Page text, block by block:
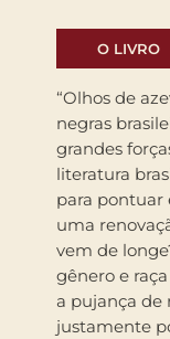
O LIVRO
“Olhos de
negras
grandes
literatura
para pontuar
uma
vem de
gênero e
a pujança de
justamente